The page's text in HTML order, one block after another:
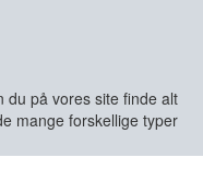
du på vores site finde alt
mange forskellige typer
eksempelvis Thunder,
site.